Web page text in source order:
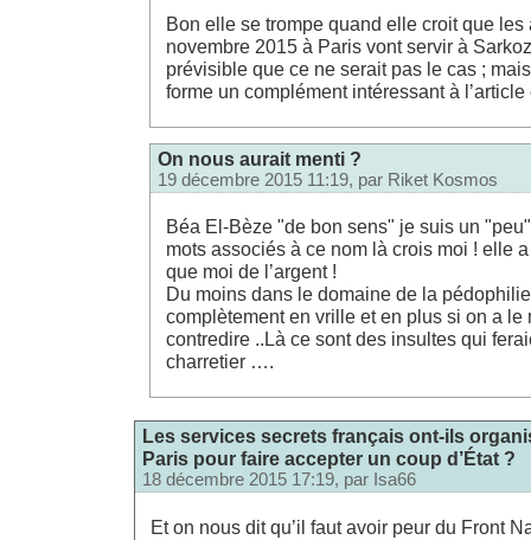
Bon elle se trompe quand elle croit que les
novembre 2015 à Paris vont servir à
prévisible que ce ne serait pas le cas ;
forme un complément intéressant à
On nous aurait menti ?
19 décembre 2015 11:19, par Riket Kosmos
Béa El-Bèze "de bon sens" je suis un
mots associés à ce nom là crois moi ! elle
que moi de l’argent !
Du moins dans le domaine de la
complètement en vrille et en plus si on a le
contredire ..Là ce sont des insultes qui
charretier ….
Les services secrets français ont-ils
Paris pour faire accepter un coup d’État ?
18 décembre 2015 17:19, par Isa66
Et on nous dit qu’il faut avoir peur du Front